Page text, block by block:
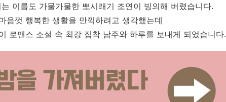
이름도 가물가물한 뽀시래기 조연이 빙의해 버렸습니다.
음껏 행복한 생활을 만끽하려고 생각했는데
로맨스 소설 속 최강 집착 남주와 하루를 보내게 되었습니다.